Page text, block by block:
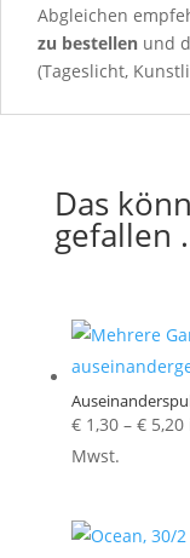
Abgleichen
zu bestellen und
(Tageslicht,
Das
gefallen
€1,30 – €5,20
Mwst.